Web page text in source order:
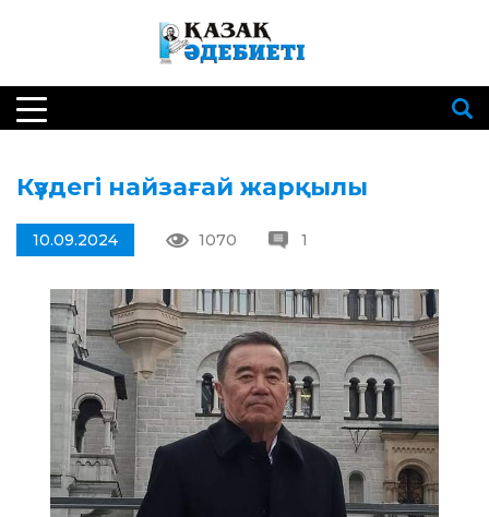
Күздегі найзағай жарқылы
10.09.2024 1070 1